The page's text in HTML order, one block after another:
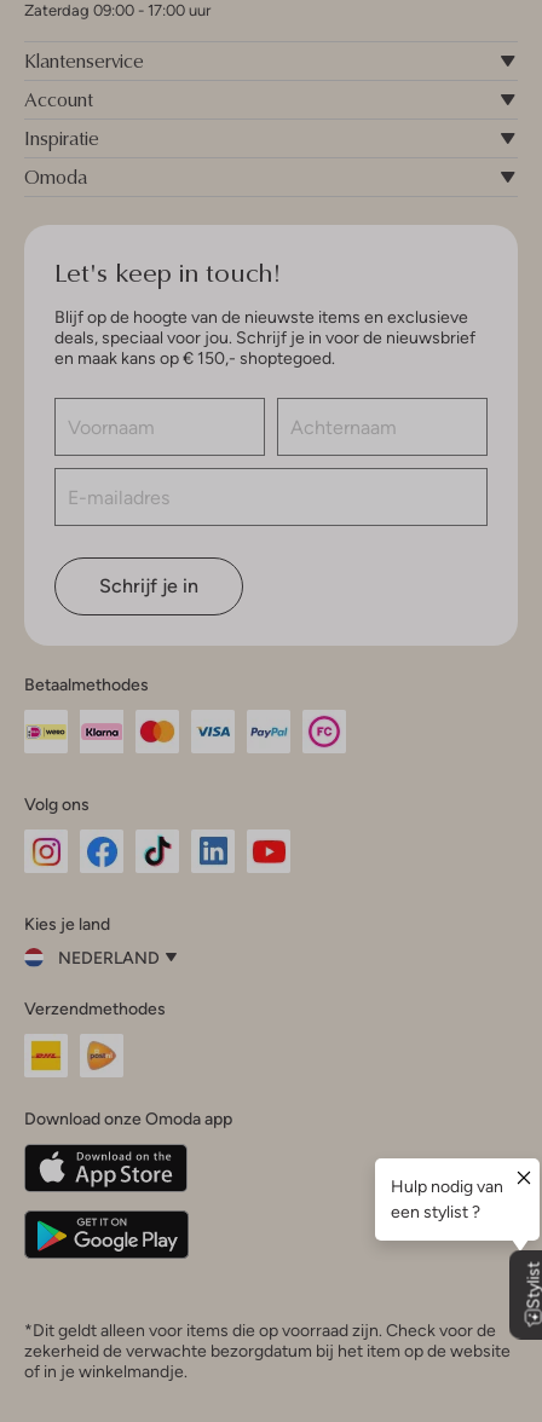
Zaterdag 09:00 - 17:00 uur
Klantenservice
Account
Inspiratie
Omoda
Let's keep in touch!
Blijf op de hoogte van de nieuwste items en exclusieve
deals, speciaal voor jou. Schrijf je in voor de nieuwsbrief
en maak kans op € 150,- shoptegoed.
Schrijf je in
Betaalmethodes
Volg ons
InstagramFacebook
Kies je land
NEDERLAND
je
land
Nederland
Belgique(Français)
Deutschland
Verzendmethodes
Download onze Omoda app
*Dit geldt alleen voor items die op voorraad zijn. Check voor de
zekerheid de verwachte bezorgdatum bij het item op de website
of in je winkelmandje.